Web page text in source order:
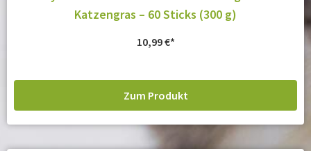
Katzengras – 60 Sticks (300 g)
10,99€
Zum Produkt